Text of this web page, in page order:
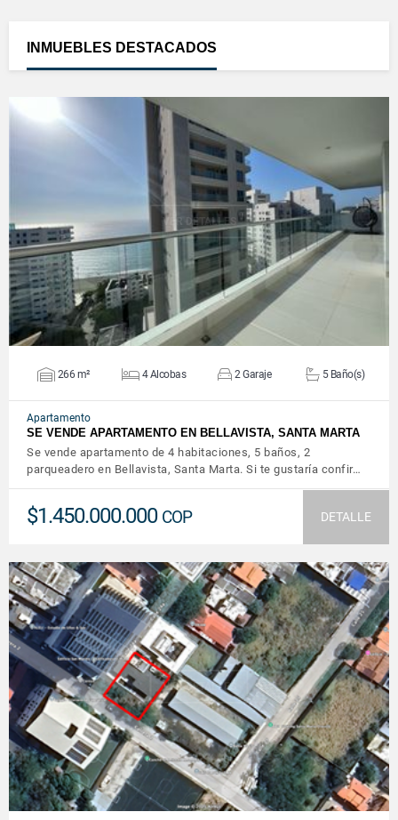
INMUEBLES DESTACADOS
VER DETALLES
266 m² 4 Alcobas 2 Garaje 5 Baño(s)
Apartamento
SE VENDE APARTAMENTO EN BELLAVISTA, SANTA MARTA
Se vende apartamento de 4 habitaciones, 5 baños, 2
parqueadero en Bellavista, Santa Marta. Si te gustaría confir…
$1.450.000.000 COP DETALLE
VER DETALLES